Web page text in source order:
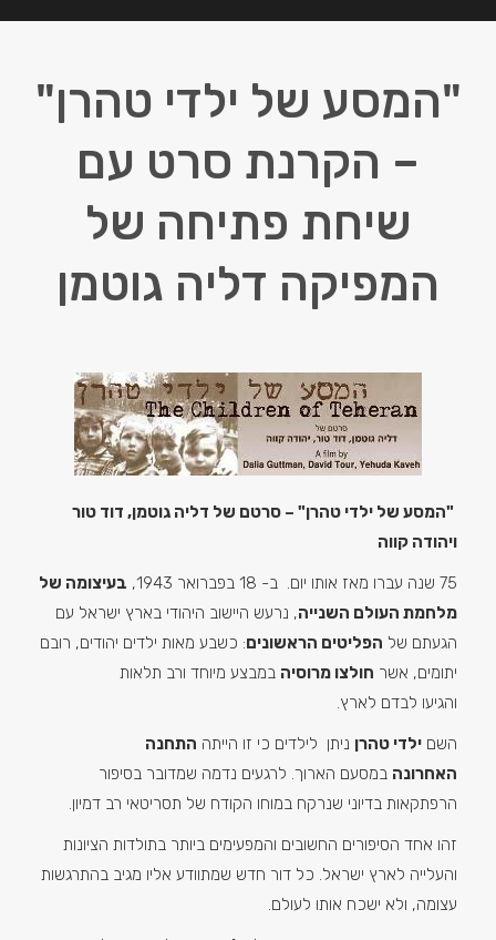
"המסע של ילדי טהרן"
– הקרנת סרט עם
שיחת פתיחה של
המפיקה דליה גוטמן
"המסע של ילדי טהרן" – סרטם של דליה גוטמן, דוד טור
ויהודה קווה
75 שנה עברו מאז אותו יום. ב- 18 בפברואר 1943,
בעיצומה של
מלחמת העולם השנייה, נרעש היישוב היהודי בארץ ישראל עם
הגעתם של הפליטים הראשונים: כשבע מאות ילדים יהודים, רובם
יתומים, אשר חולצו מרוסיה במבצע מיוחד ורב תלאות
והגיעו לבדם לארץ.
השם ילדי טהרן ניתן לילדים כי זו הייתה התחנה
האחרונה במסעם הארוך. לרגעים נדמה שמדובר בסיפור
הרפתקאות בדיוני שנרקח במוחו הקודח של תסריטאי רב דמיון.
זהו אחד הסיפורים החשובים והמפעימים ביותר בתולדות הציונות
והעלייה לארץ ישראל. כל דור חדש שמתוודע אליו מגיב בהתרגשות
עצומה, ולא ישכח אותו לעולם.